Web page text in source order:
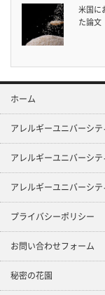
米国に
た論文
ホーム
アレルギーユニバーシ
アレルギーユニバーシ
アレルギーユニバーシ
プライバシーポリシー
お問い合わせフォーム
秘密の花園